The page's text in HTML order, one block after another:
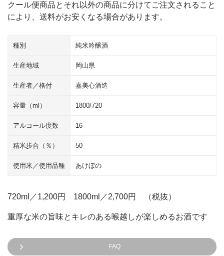
クール便商品とそれ以外の商品に分けてご注文されること
により、送料がお安くなる場合があります。
種別 純米吟醸酒
生産地域 岡山県
生産者／格付 嘉美心酒造
容量（ml） 1800/720
アルコール度数 16
精米歩合（％） 50
使用米／使用品種 あけぼの
720ml／1,200円 1800ml／2,700円 （税抜）
重厚な米の旨味とキレのある喉越しが楽しめるお酒です
FAQ